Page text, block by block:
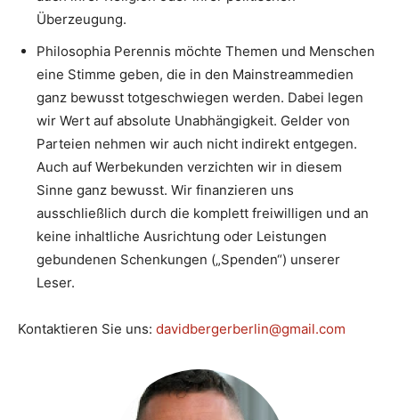
Überzeugung.
Philosophia Perennis möchte Themen und Menschen
eine Stimme geben, die in den Mainstreammedien
ganz bewusst totgeschwiegen werden. Dabei legen
wir Wert auf absolute Unabhängigkeit. Gelder von
Parteien nehmen wir auch nicht indirekt entgegen.
Auch auf Werbekunden verzichten wir in diesem
Sinne ganz bewusst. Wir finanzieren uns
ausschließlich durch die komplett freiwilligen und an
keine inhaltliche Ausrichtung oder Leistungen
gebundenen Schenkungen („Spenden“) unserer
Leser.
Kontaktieren Sie uns: davidbergerberlin@gmail.com